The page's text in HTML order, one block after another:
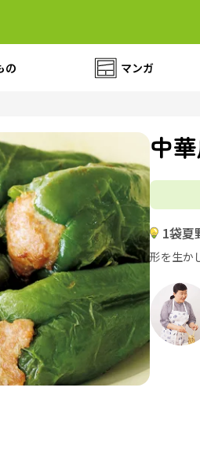
の マンガ
中
1袋夏
形を生か